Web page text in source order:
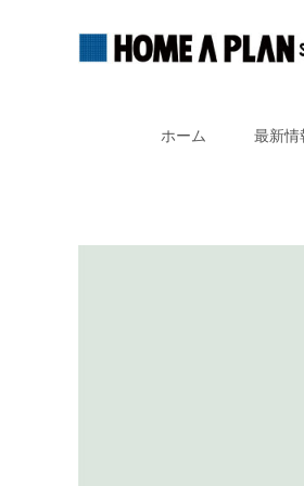
ホーム 最新情